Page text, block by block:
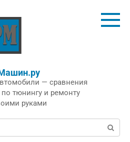
— сравнения
тюнингу и ремонту
руками